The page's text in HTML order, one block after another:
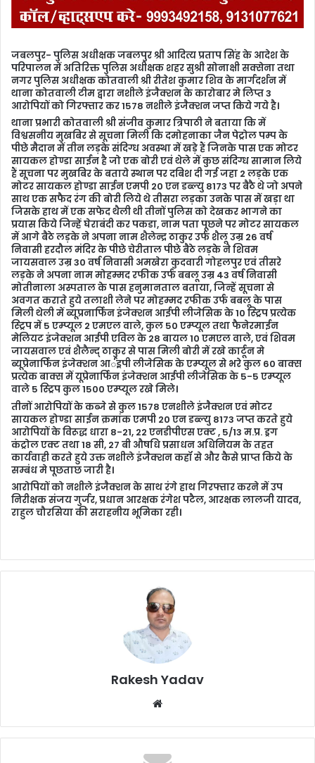
d
a
e
m
a
i
l
जबलपुर- पुलिस अधीक्षक जबलपुर श्री आदित्य प्रताप सिंह के आदेश के
परिपालन में अतिरिक्त पुलिस अधीक्षक शहर सुश्री सोनाक्षी सक्सेना तथा
नगर पुलिस अधीक्षक कोतवाली श्री रीतेश कुमार शिव के मार्गदर्शन में
थाना कोतवाली टीम द्वारा नशीले इंजैक्शन के कारोबार मे लिप्त 3
आरोपियों को गिरफ्तार कर 1578 नशीले इंजैक्शन जप्त किये गये है।
थाना प्रभारी कोतवाली श्री संजीव कुमार त्रिपाठी ने बताया कि में
विश्वसनीय मुखबिर से सूचना मिली कि दमोहनाका जैन पेट्रोल पम्प के
पीछे मैदान में तीन लड़के संदिग्ध अवस्था में खड़े हैं जिनके पास एक मोटर
सायकल होण्डा साईन है जो एक बोरी एवं थेले में कुछ संदिग्ध सामान लिये
हैं सूचना पर मुखबिर के बताये स्थान पर दबिश दी गई जहा 2 लड़के एक
मोटर सायकल होण्डा साईन एमपी 20 एन डब्ल्यु 8173 पर बैठै थे जो अपने
साथ एक सफैद रंग की बोरी लिये थे तीसरा लड़का उनके पास में खड़ा था
जिसके हाथ में एक सफेद थैली थी तीनों पुलिस को देखकर भागने का
प्रयास किये जिन्हें घेराबंदी कर पकडा, नाम पता पूछने पर मोटर सायकल
में आगे बैठे लड़के ने अपना नाम शैलेन्द्र ठाकुर उर्फ शैलू उम्र 26 वर्ष
निवासी हरदौल मंदिर के पीछे चेरीताल पीछे बैठे लड़के ने शिवम
जायसवाल उम्र 30 वर्ष निवासी अमखेरा कुदवारी गोहलपुर एवं तीसरे
लड़के ने अपना नाम मोहम्मद रफीक उर्फ बबलू उम्र 43 वर्ष निवासी
मोतीनाला अस्पताल के पास हनुमानताल बताया, जिन्हें सूचना से
अवगत कराते हुये तलाशी लेने पर मोहम्मद रफीक उर्फ बबलू के पास
मिली थेली में ब्यूप्रनार्फिन इंजेक्शन आईपी लीजेसिक के 10 स्ट्रिप प्रत्येक
स्ट्रिप में 5 एम्प्यूल 2 एमएल वाले, कुल 50 एम्प्यूल तथा फैनेरमाईन
मेलियट इंजेक्शन आईपी एविल के 28 बायल 10 एमएल वाले, एवं शिवम
जायसवाल एवं शैलैन्द् ठाकुर से पास मिली बोरी में रखे कार्टून मे
ब्यूप्रेनार्फिन इंजेक्शन आर्इ्रपी लीजेसिक के एम्प्यूल से भरे कुल 60 बाक्स
प्रत्येक बाक्स में यूप्रेनार्फिन इंजेक्शन आईपी लीजेसिक के 5-5 एम्प्यूल
वाले 5 स्ट्रिप कुल 1500 एम्प्यूल रखे मिले।
तीनों आरोपियों के कब्जे से कुल 1578 एनशीले इंजैक्शन एवं मोटर
सायकल होण्डा साईन क्रमांक एमपी 20 एन डब्ल्यु 8173 जप्त करते हुये
आरोपियों के विरूद्ध धारा 8-21, 22 एनडीपीएस एक्ट , 5/13 म.प्र. ड्रग
कंट्रोल एक्ट तथा 18 सी, 27 बी औषधि प्रसाधन अधिनियम के तहत
कार्यवाही करते हुये उक्त नशीले इंजैक्शन कहॉ से और कैसे प्राप्त किये के
सम्बंध मे पूछताछ जारी है।
आरोपियों को नशीले इंजैक्शन के साथ रंगे हाथ गिरफ्तार करने में उप
निरीक्षक संजय गुर्जर, प्रधान आरक्षक रंगेश पटैल, आरक्षक लालजी यादव,
राहुल चौरसिया की सराहनीय भूमिका रही।
Rakesh Yadav
b
s